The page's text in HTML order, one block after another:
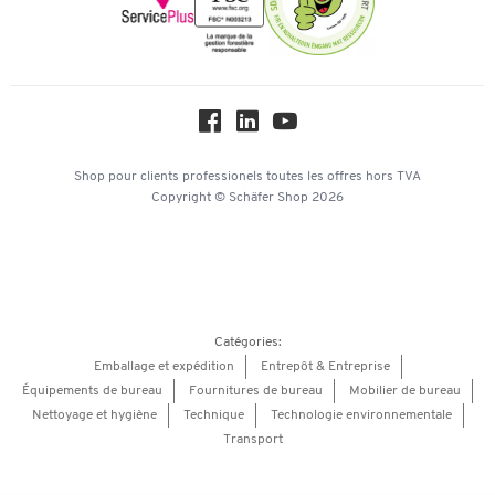
Shop pour clients professionels toutes les offres hors TVA
Copyright © Schäfer Shop 2026
Catégories:
Emballage et expédition
Entrepôt & Entreprise
Équipements de bureau
Fournitures de bureau
Mobilier de bureau
Nettoyage et hygiène
Technique
Technologie environnementale
Transport